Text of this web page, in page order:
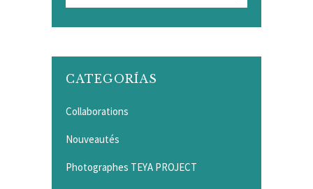
CATEGORÍAS
Collaborations
Nouveautés
Photographes TEYA PROJECT